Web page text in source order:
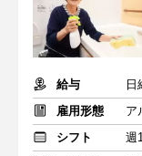
給与
日
雇用形態
ア
シフト
週